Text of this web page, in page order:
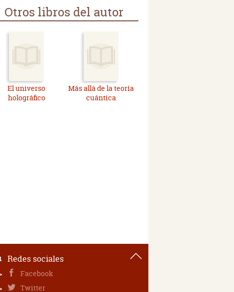
Otros libros del autor
El universo
holográfico
Más allá de la teoría
cuántica
Redes sociales
Facebook
Twitter